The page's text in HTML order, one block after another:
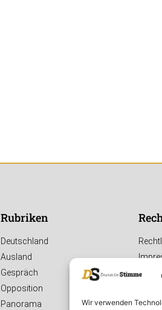
Wir verwenden
Rubriken
Deutschland
Ausland
Gespräch
Opposition
Panorama